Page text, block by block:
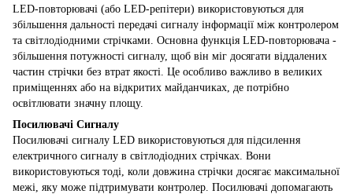
LED-повторювачі (або LED-репітери) використовуються для
збільшення дальності передачі сигналу інформації між контролером
та світлодіодними стрічками. Основна функція LED-повторювача -
збільшення потужності сигналу, щоб він міг досягати віддалених
частин стрічки без втрат якості. Це особливо важливо в великих
приміщеннях або на відкритих майданчиках, де потрібно
освітлювати значну площу.
Посилювачі Сигналу
Посилювачі сигналу LED використовуються для підсилення
електричного сигналу в світлодіодних стрічках. Вони
використовуються тоді, коли довжина стрічки досягає максимальної
межі, яку може підтримувати контролер. Посилювачі допомагають